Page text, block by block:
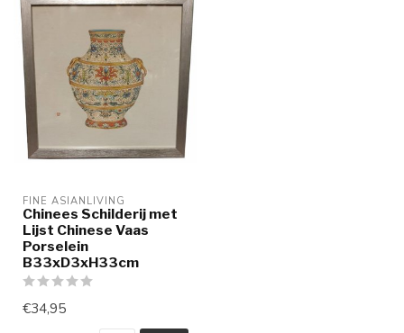
FINE ASIANLIVING
Chinees Schilderij met
Lijst Chinese Vaas
Porselein
B33xD3xH33cm
€34,95